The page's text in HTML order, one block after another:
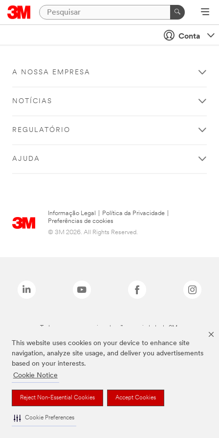
This website uses cookies on your device to enhance site
navigation, analyze site usage, and deliver you advertisements
based on your interests.
Cookie Notice
Reject Non-Essential Cookies Accept Cookies
Cookie Preferences
Conta
A NOSSA EMPRESA
NOTÍCIAS
REGULATÓRIO
AJUDA
Informação Legal Política da Privacidade
Preferências de cookies
© 3M 2026. All Rights Reserved.
Todas as marcas mencionadas são propriedade da 3M.